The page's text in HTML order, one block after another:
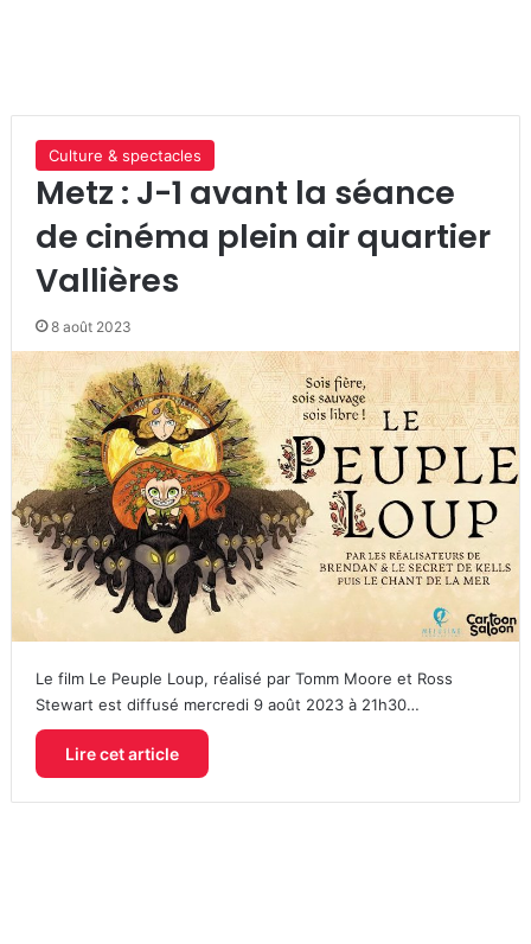
Culture & spectacles
Metz : J-1 avant la séance
de cinéma plein air quartier
Vallières
8 août 2023
Le film Le Peuple Loup, réalisé par Tomm Moore et Ross
Stewart est diffusé mercredi 9 août 2023 à 21h30…
Lire cet article